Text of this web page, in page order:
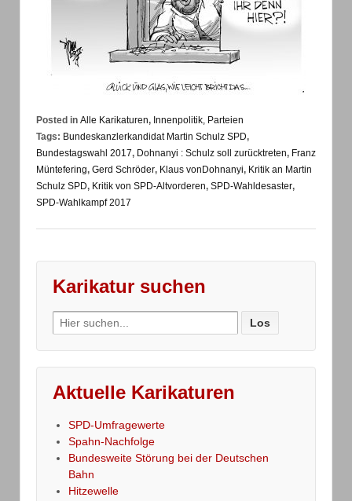
Posted in Alle Karikaturen, Innenpolitik, Parteien
Tags: Bundeskanzlerkandidat Martin Schulz SPD,
Bundestagswahl 2017, Dohnanyi : Schulz soll zurücktreten, Franz
Müntefering, Gerd Schröder, Klaus vonDohnanyi, Kritik an Martin
Schulz SPD, Kritik von SPD-Altvorderen, SPD-Wahldesaster,
SPD-Wahlkampf 2017
Karikatur suchen
Search
for:
Aktuelle Karikaturen
SPD-Umfragewerte
Spahn-Nachfolge
Bundesweite Störung bei der Deutschen
Bahn
Hitzewelle